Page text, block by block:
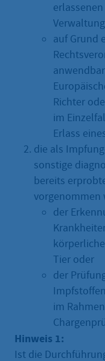
auf Grund
Richter
im
Erlass
die als
sonstige
bereits
vorgenommen
der
Tier oder
der
im
Hinweis 1:
Ist die